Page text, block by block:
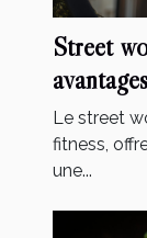
Street
de
Le street
fitness,
une...